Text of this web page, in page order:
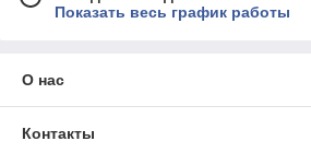
Показать весь график работы
О нас
Контакты